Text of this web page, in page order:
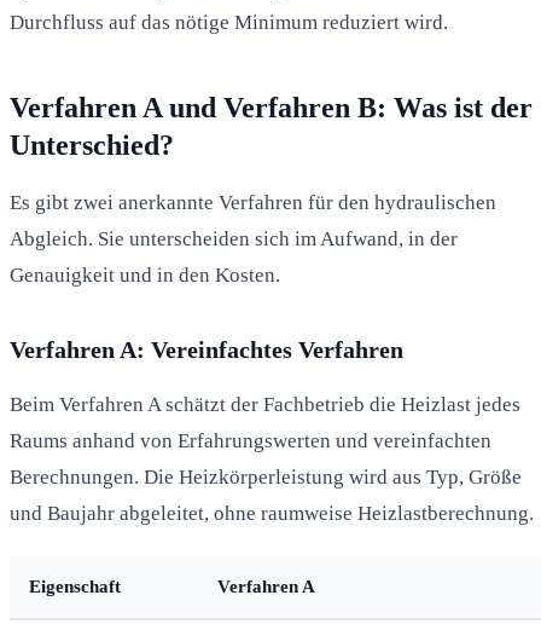
Durchfluss auf das nötige Minimum reduziert wird.
Verfahren A und Verfahren B: Was ist der
Unterschied?
Es gibt zwei anerkannte Verfahren für den hydraulischen
Abgleich. Sie unterscheiden sich im Aufwand, in der
Genauigkeit und in den Kosten.
Verfahren A: Vereinfachtes Verfahren
Beim Verfahren A schätzt der Fachbetrieb die Heizlast jedes
Raums anhand von Erfahrungswerten und vereinfachten
Berechnungen. Die Heizkörperleistung wird aus Typ, Größe
und Baujahr abgeleitet, ohne raumweise Heizlastberechnung.
Eigenschaft Verfahren A